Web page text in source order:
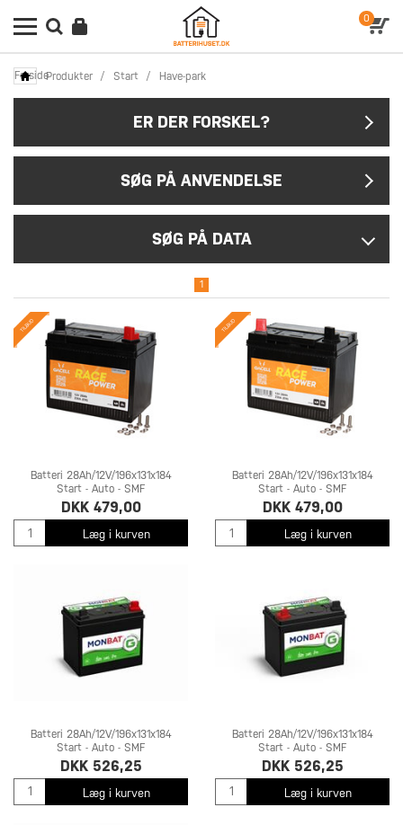
0
ForsideProdukter / Start / Have-park
ER DER FORSKEL?
SØG PÅ ANVENDELSE
SØG PÅ DATA
1
Batteri 28Ah/12V/196x131x184
Start - Auto - SMF
DKK 479,00
Læg i kurven
Batteri 28Ah/12V/196x131x184
Start - Auto - SMF
DKK 479,00
Læg i kurven
Batteri 28Ah/12V/196x131x184
Start - Auto - SMF
DKK 526,25
Læg i kurven
Batteri 28Ah/12V/196x131x184
Start - Auto - SMF
DKK 526,25
Læg i kurven